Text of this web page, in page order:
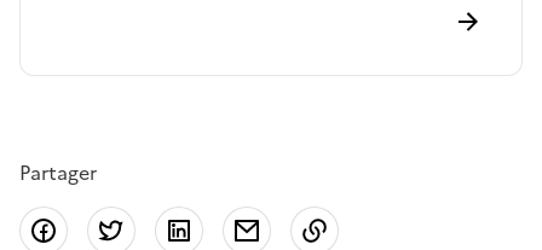
Partager
Partager sur Facebook
Partager sur Twitter
Partager sur LinkedIn
Partager par email